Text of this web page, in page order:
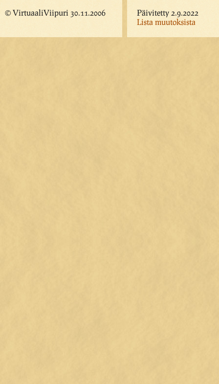
© VirtuaaliViipuri 30.11.2006
Päivitetty 2.9.2022
Lista muutoksista